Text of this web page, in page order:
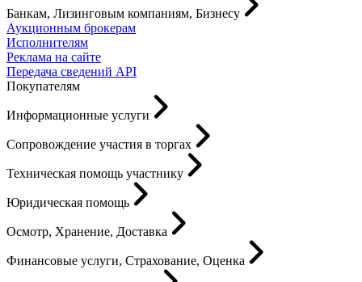
Банкам, Лизинговым компаниям, Бизнесу
Аукционным брокерам
Исполнителям
Реклама на сайте
Передача сведений API
Покупателям
Информационные услуги
Сопровождение участия в торгах
Техническая помощь участнику
Юридическая помощь
Осмотр, Хранение, Доставка
Финансовые услуги, Страхование, Оценка